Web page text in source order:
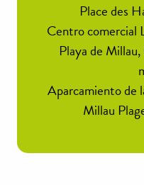
Place des
Centro comercial
Playa de
Aparcamiento de
Millau